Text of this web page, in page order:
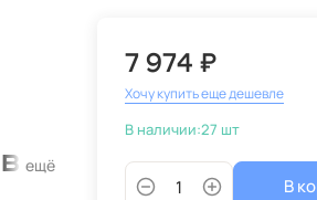
7 974 ₽
Хочу купить еще дешевле
В наличии:27 шт
В